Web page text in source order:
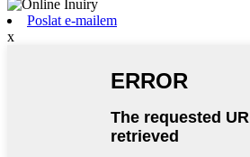
Poslat e-mailem
x